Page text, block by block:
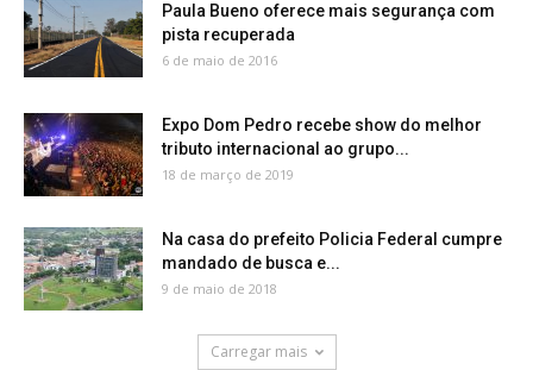
Paula Bueno oferece mais segurança com
pista recuperada
6 de maio de 2016
Expo Dom Pedro recebe show do melhor
tributo internacional ao grupo...
18 de março de 2019
Na casa do prefeito Policia Federal cumpre
mandado de busca e...
9 de maio de 2018
Carregar mais